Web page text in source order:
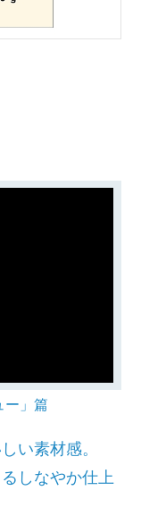
ー」篇
い素材感。
しなやか仕上